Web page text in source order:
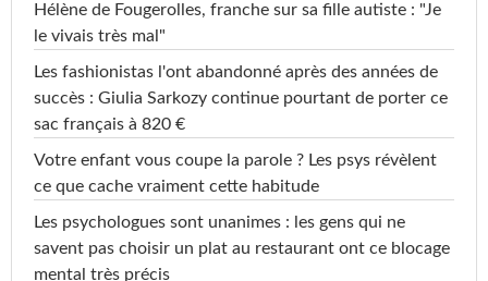
Hélène de Fougerolles, franche sur sa fille autiste : "Je
le vivais très mal"
Les fashionistas l'ont abandonné après des années de
succès : Giulia Sarkozy continue pourtant de porter ce
sac français à 820 €
Votre enfant vous coupe la parole ? Les psys révèlent
ce que cache vraiment cette habitude
Les psychologues sont unanimes : les gens qui ne
savent pas choisir un plat au restaurant ont ce blocage
mental très précis